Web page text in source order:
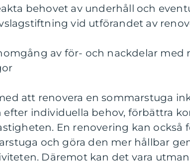
behovet av underhåll och
vid utförandet av
av för- och nackdelar med
att renovera en sommarstuga
efter individuella behov, förbättra
En renovering kan också
och göra den mer hållbar
Däremot kan det vara